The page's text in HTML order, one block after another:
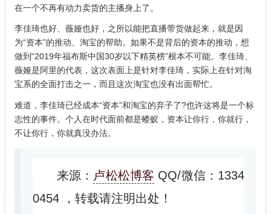
在一个不再有动力卖货的主播身上了。
李佳琦也好、薇娅也好，之所以能把直播带货做起来，就是因
为“资本”的推动、淘宝的帮助。如果不是背后的资本的推动，想
做到“2019年福布斯中国30岁以下精英榜”根本不可能。李佳琦、
薇娅是阿里的代表，这次表面上是针对李佳琦，实际上在针对淘
宝系的全面打击之一，而且这次淘宝也没有出面帮忙。
难道，李佳琦已经成本“资本”和淘宝的弃子了?也许这将是一个标
志性的事件。个人在时代面前都是蝼蚁，资本让你行，你就行，
不让你行，你就真没办法。
来源： 卢松松博客 QQ/微信：1334
0454
，转载请注明出处！